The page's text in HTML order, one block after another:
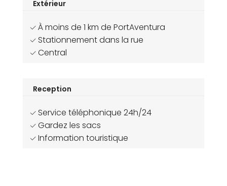
Extérieur
À moins de 1 km de PortAventura
Stationnement dans la rue
Central
Reception
Service téléphonique 24h/24
Gardez les sacs
Information touristique